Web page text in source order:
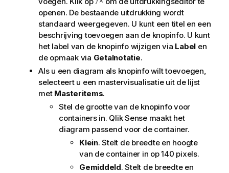
openen. De bestaande uitdrukking wordt
standaard weergegeven. U kunt een titel en een
beschrijving toevoegen aan de knopinfo. U kunt
het label van de knopinfo wijzigen via Label en
de opmaak via Getalnotatie.
Als u een diagram als knopinfo wilt toevoegen,
selecteert u een mastervisualisatie uit de lijst
met Masteritems.
Stel de grootte van de knopinfo voor
containers in. Qlik Sensemaakt het
diagram passend voor de container.
Klein. Stelt de breedte en hoogte
van de container in op 140 pixels.
Gemiddeld. Stelt de breedte en